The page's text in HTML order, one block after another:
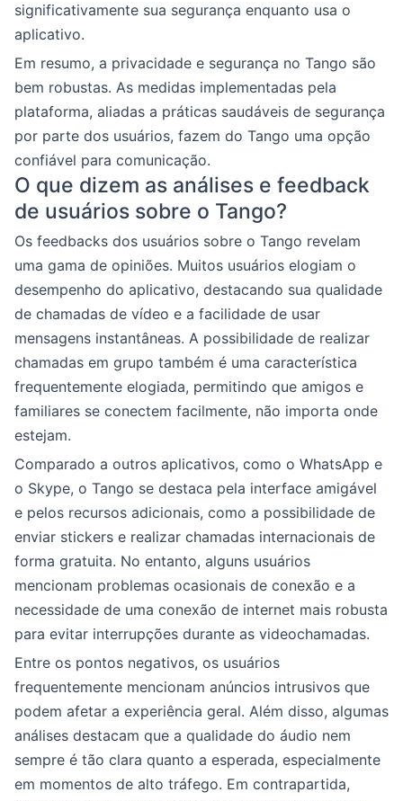
significativamente sua segurança enquanto usa o
aplicativo.
Em resumo, a privacidade e segurança no Tango são
bem robustas. As medidas implementadas pela
plataforma, aliadas a práticas saudáveis de segurança
por parte dos usuários, fazem do Tango uma opção
confiável para comunicação.
O que dizem as análises e feedback
de usuários sobre o Tango?
Os feedbacks dos usuários sobre o Tango revelam
uma gama de opiniões. Muitos usuários elogiam o
desempenho do aplicativo, destacando sua qualidade
de chamadas de vídeo e a facilidade de usar
mensagens instantâneas. A possibilidade de realizar
chamadas em grupo também é uma característica
frequentemente elogiada, permitindo que amigos e
familiares se conectem facilmente, não importa onde
estejam.
Comparado a outros aplicativos, como o WhatsApp e
o Skype, o Tango se destaca pela interface amigável
e pelos recursos adicionais, como a possibilidade de
enviar stickers e realizar chamadas internacionais de
forma gratuita. No entanto, alguns usuários
mencionam problemas ocasionais de conexão e a
necessidade de uma conexão de internet mais robusta
para evitar interrupções durante as videochamadas.
Entre os pontos negativos, os usuários
frequentemente mencionam anúncios intrusivos que
podem afetar a experiência geral. Além disso, algumas
análises destacam que a qualidade do áudio nem
sempre é tão clara quanto a esperada, especialmente
em momentos de alto tráfego. Em contrapartida,